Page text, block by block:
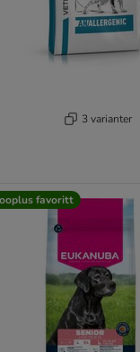
3 varianter
favoritt